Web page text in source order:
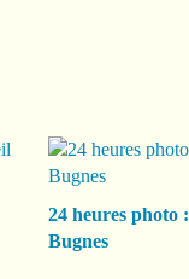
24 heures photo :
Bugnes